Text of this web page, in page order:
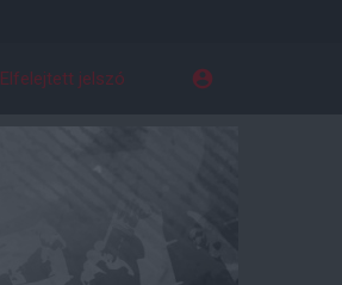
Elfelejtett jelszó